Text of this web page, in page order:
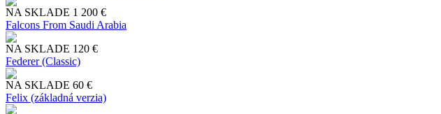
NA SKLADE 1 200 €
Falcons From Saudi Arabia
NA SKLADE 120 €
Federer (Classic)
NA SKLADE 60 €
Felix (základná verzia)